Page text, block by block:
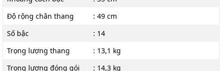
Độ rộng chân thang
: 49 cm
Số bậc
: 14
Trọng lượng thang
: 13,1 kg
Trọng lượng đóng gói
: 14,3 kg